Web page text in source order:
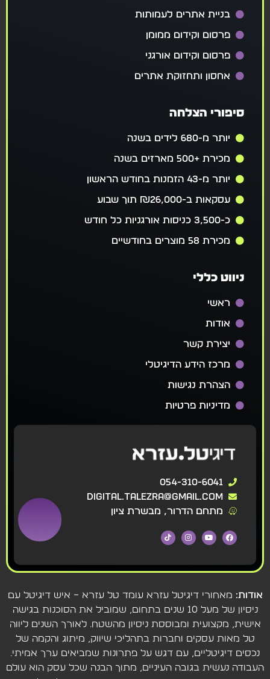
בניית אתרים לעמותות
פרסום וקידום ממומן
פרסום וקידום אורגני
אחסון ותחזוקת אתרים
סיפורי הצלחה
יותר מ-680 לידים בשנה
מכירת +500 מארזים בשנה
יותר מ-43 הזמנות בחודש הראשון
עסקאות ב-₪26,000 תוך שבוע
כ-3,500 כניסות אורגניות כל חודש
מכירת 58 מוצרים בחודשיים
ניווט כללי
ראשי
אודות
יצירת קשר
מרכז הידע הדיגיטלי
הצהרת נגישות
מדיניות פרטיות
054-310-6041
digital.talezra@gmail.com
מתחם הדרור, מבשרת ציון
אודות: מאחורי דיגיטל עזרא עומד טל עזרא – איש דיגיטל עם
ניסיון של מעל 10 שנים בתחום, שמוביל את הסוכנות בגישה
אישית, מקצועית ומבוססת ניסיון מהשטח. לאורך השנים ליווה
טל מאות עסקים וחברות בתהליכי שיווק, מיתוג והקמה של
נכסים דיגיטליים, עם דגש על פתרונות שמביאים ערך אמיתי.
העבודה נעשית בגובה העיניים, מתוך הבנה שכל עסק הוא עולם